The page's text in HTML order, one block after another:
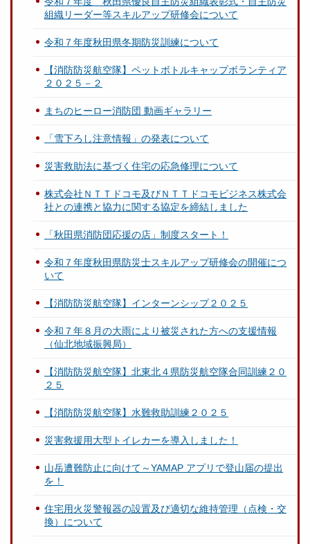
組織リーダー等スキルアップ研修会について
令和７年度秋田県冬期防災訓練について
【消防防災航空隊】ペットボトルキャップボランティア
２０２５－２
まちのヒーロー消防団 動画ギャラリー
「雪下ろし注意情報」の発表について
災害救助法に基づく住宅の応急修理について
株式会社ＮＴＴドコモ及びＮＴＴドコモビジネス株式会
社との連携と協力に関する協定を締結しました
「秋田県消防団応援の店」制度スタート！
令和７年度秋田県防災士スキルアップ研修会の開催につ
いて
【消防防災航空隊】インターンシップ２０２５
令和７年８月の大雨により被災された方への支援情報
（仙北地域振興局）
【消防防災航空隊】北東北４県防災航空隊合同訓練２０
２５
【消防防災航空隊】水難救助訓練２０２５
災害救援用大型トイレカーを導入しました！
山岳遭難防止に向けて～YAMAP アプリで登山届の提出
を！
住宅用火災警報器の設置及び適切な維持管理（点検・交
換）について